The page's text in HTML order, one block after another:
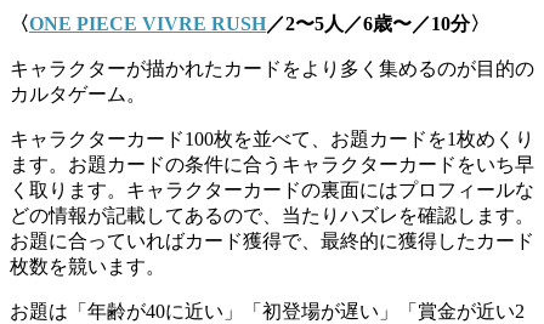
〈ONE PIECE VIVRE RUSH／2〜5人／6歳〜／10分〉
キャラクターが描かれたカードをより多く集めるのが目的の
カルタゲーム。
キャラクターカード100枚を並べて、お題カードを1枚めくり
ます。お題カードの条件に合うキャラクターカードをいち早
く取ります。キャラクターカードの裏面にはプロフィールな
どの情報が記載してあるので、当たりハズレを確認します。
お題に合っていればカード獲得で、最終的に獲得したカード
枚数を競います。
お題は「年齢が40に近い」「初登場が遅い」「賞金が近い2